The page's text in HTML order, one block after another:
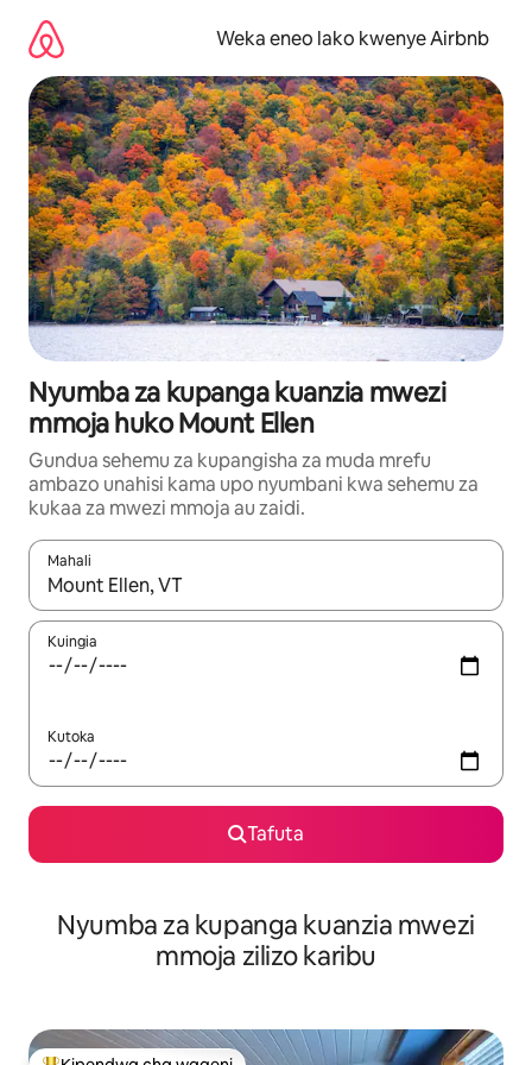
kwenda
kwenye
maudhui
Weka eneo lako kwenye Airbnb
Nyumba za kupanga kuanzia mwezi
mmoja huko Mount Ellen
Gundua sehemu za kupangisha za muda mrefu
ambazo unahisi kama upo nyumbani kwa sehemu za
kukaa za mwezi mmoja au zaidi.
Mahali
Wakati matokeo yanapatikana, vinjari kwa kutumia vitufe vya
Kuingia
Kutoka
Tafuta
Nyumba za kupanga kuanzia mwezi
mmoja zilizo karibu